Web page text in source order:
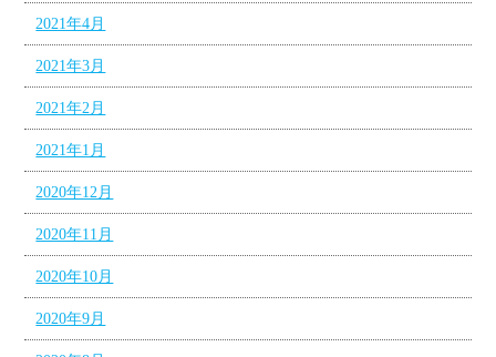
2021年4月
2021年3月
2021年2月
2021年1月
2020年12月
2020年11月
2020年10月
2020年9月